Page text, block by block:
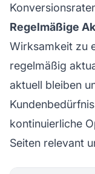
Regelmäßige
Wirksamkeit zu
regelmäßig
aktuell bleiben
kontinuierliche
Seiten relevant